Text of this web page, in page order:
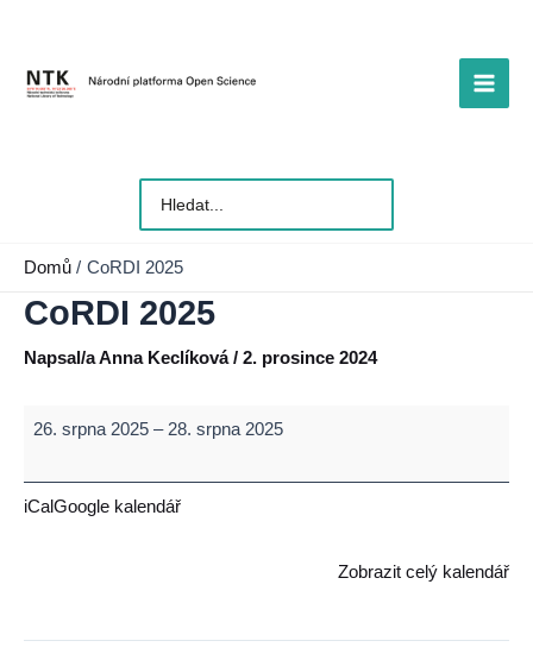
obsah
Main
pro:
Domů CoRDI 2025
CoRDI 2025
Napsal/aAnna Keclíková/ 2. prosince 2024
CoRDI
26. srpna 2025 – 28. srpna 2025
iCalGoogle kalendář
Zobrazit celý kalendář